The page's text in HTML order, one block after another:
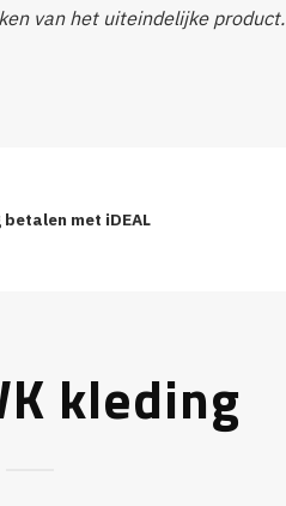
van het uiteindelijke product.
betalen met iDEAL
kleding